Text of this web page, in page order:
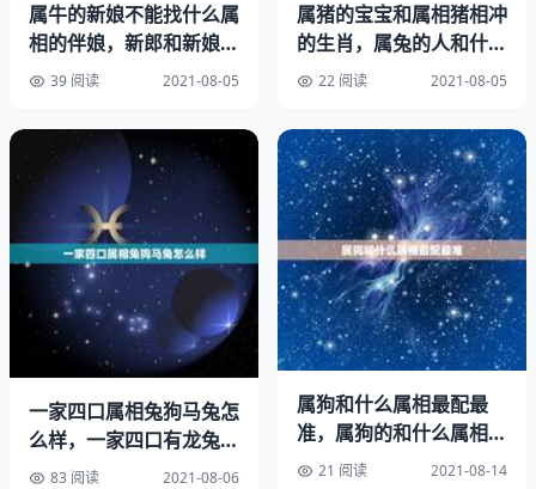
很多人认为属龙的脾气和属虎的脾气不太适合结合，因为古
语有云龙争虎斗嘛，但其实事实并不是这样的，很多属龙的
女生并不像属龙的男生一样有原则属龙的女生一般情况下原
则虽然比较坚定，但都是比较模糊的，而属虎的男性则可以
完美的弥补这一点，所以两是比较合适的。
2、属猴
属牛的新娘不能找什么属
相的伴娘，新郎和新娘都
是85年属牛的，请问伴
39 阅读 2021-08-05
属猪的宝宝和属相猪相冲
的生肖，属兔的人和什么
属相最配？和什么属相犯
22 阅读 2021-08-05
一家四口属相兔狗马兔怎
么样，一家四口有龙兔虎
狗属相好吗？
83 阅读 2021-08-06
属狗和什么属相最配最
准，属狗的和什么属相最
配 21 阅读 2021-08-14